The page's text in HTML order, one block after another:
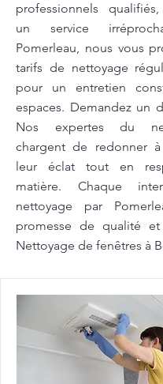
professionnels
un service
Pomerleau, nous vous
tarifs de nettoyage
pour un entretien
espaces. Demandez un
Nos expertes du
chargent de redonner
leur éclat tout en
matière. Chaque
nettoyage par
promesse de qualité et
Nettoyage de fenêtres à